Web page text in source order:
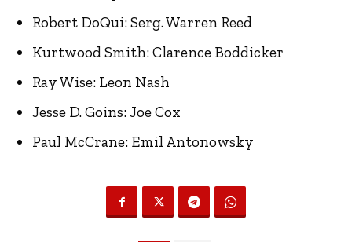
Robert DoQui: Serg. Warren Reed
Kurtwood Smith: Clarence Boddicker
Ray Wise: Leon Nash
Jesse D. Goins: Joe Cox
Paul McCrane: Emil Antonowsky